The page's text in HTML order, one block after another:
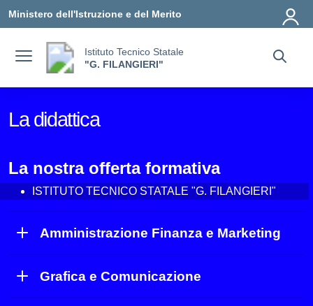
Ministero dell'Istruzione e del Merito
Istituto Tecnico Statale
"G. FILANGIERI"
La didattica
La nostra offerta formativa
ISTITUTO TECNICO STATALE "G. FILANGIERI"
Amministrazione Finanza e Marketing
Grafica e Comunicazione